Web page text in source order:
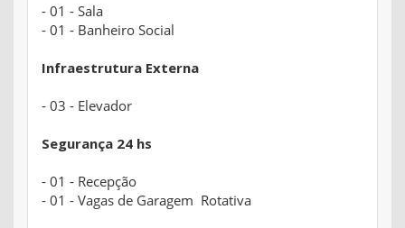
- 01 - Sala
- 01 - Banheiro Social
Infraestrutura Externa
- 03 - Elevador
Segurança 24 hs
- 01 - Recepção
- 01 - Vagas de Garagem Rotativa